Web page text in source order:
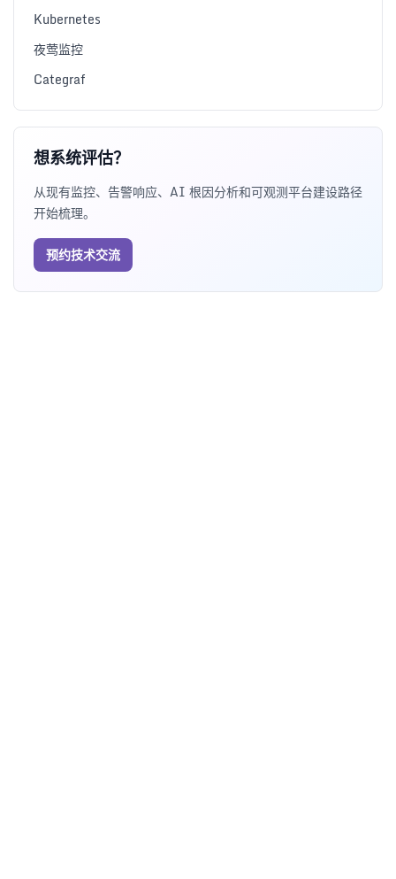
Kubernetes
夜莺监控
Categraf
想系统评估？
从现有监控、告警响应、AI 根因分析和可观测平台建设路径
开始梳理。
预约技术交流